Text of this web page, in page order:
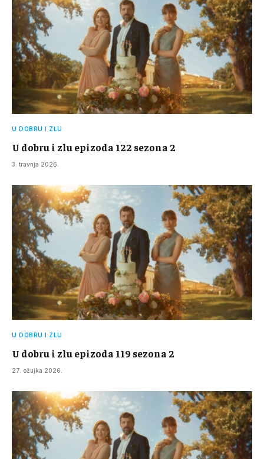
U DOBRU I ZLU
U dobru i zlu epizoda 122 sezona 2
3. travnja 2026.
U DOBRU I ZLU
U dobru i zlu epizoda 119 sezona 2
27. ožujka 2026.